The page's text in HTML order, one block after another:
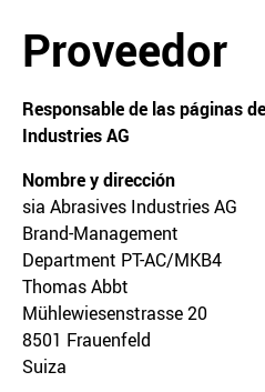
Proveedor
Responsable de las páginas
Industries AG
Nombre y dirección
sia Abrasives Industries AG
Brand-Management
Department PT-AC/MKB4
Thomas Abbt
Mühlewiesenstrasse 20
8501 Frauenfeld
Suiza